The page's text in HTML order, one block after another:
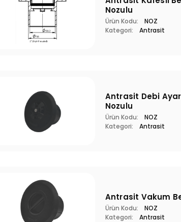
Nozulu
Ürün Kodu:
NOZ
Kategori:
Antrasit
Antrasit Debi
Nozulu
Ürün Kodu:
NOZ
Kategori:
Antrasit
Antrasit Vakum
Ürün Kodu:
NOZ
Kategori:
Antrasit